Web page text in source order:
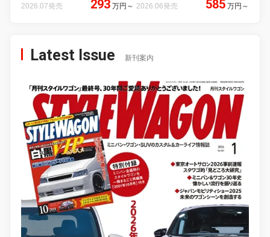
2026.07発売 293 万円 ～ 2026.06発売 585 万円 ～
Latest Issue 新刊案内